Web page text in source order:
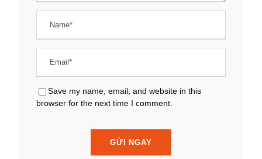
Save my name, email, and website in this
browser for the next time I comment.